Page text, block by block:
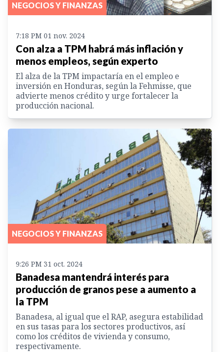
NEGOCIOS Y FINANZAS
7:18 PM 01 nov. 2024
Con alza a TPM habrá más inflación y
menos empleos, según experto
El alza de la TPM impactaría en el empleo e
inversión en Honduras, según la Fehmisse, que
advierte menos crédito y urge fortalecer la
producción nacional.
NEGOCIOS Y FINANZAS
9:26 PM 31 oct. 2024
Banadesa mantendrá interés para
producción de granos pese a aumento a
la TPM
Banadesa, al igual que el RAP, asegura estabilidad
en sus tasas para los sectores productivos, así
como los créditos de vivienda y consumo,
respectivamente.